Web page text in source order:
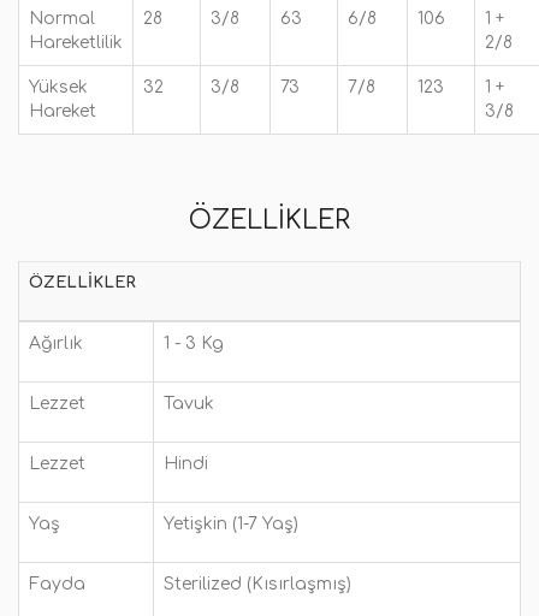
Normal
Hareketlilik
28 3/8 63 6/8 106
1 +
2/8
Yüksek
Hareket
32 3/8 73 7/8 123
1 +
3/8
ÖZELLIKLER
ÖZELLIKLER
Ağırlık 1 - 3 Kg
Lezzet Tavuk
Lezzet Hindi
Yaş Yetişkin (1-7 Yaş)
Fayda Sterilized (Kısırlaşmış)